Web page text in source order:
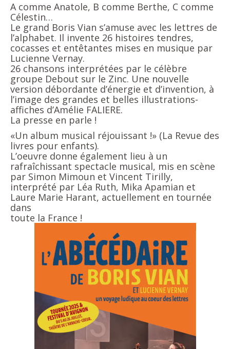
A comme Anatole, B comme Berthe, C comme
Célestin…
Le grand Boris Vian s’amuse avec les lettres de
l’alphabet. Il invente 26 histoires tendres,
cocasses et entêtantes mises en musique par
Lucienne Vernay.
26 chansons interprétées par le célèbre
groupe Debout sur le Zinc. Une nouvelle
version débordante d’énergie et d’invention, à
l’image des grandes et belles illustrations-
affiches d’Amélie FALIERE.
La presse en parle !
«Un album musical réjouissant !» (La Revue des
livres pour enfants).
L’oeuvre donne également lieu à un
rafraîchissant spectacle musical, mis en scène
par Simon Mimoun et Vincent Tirilly,
interprété par Léa Ruth, Mika Apamian et
Laure Marie Harant, actuellement en tournée
dans
toute la France !